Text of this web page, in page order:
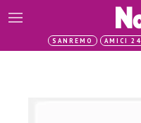
SANREMO AMICI 24